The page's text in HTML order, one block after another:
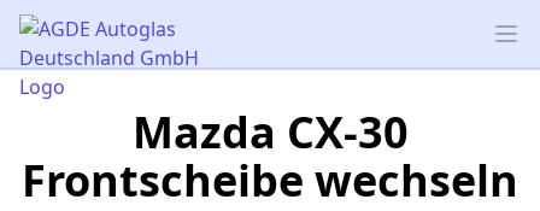
AGDE Autoglas Deutschland GmbH
Mazda CX-30
Frontscheibe wechseln